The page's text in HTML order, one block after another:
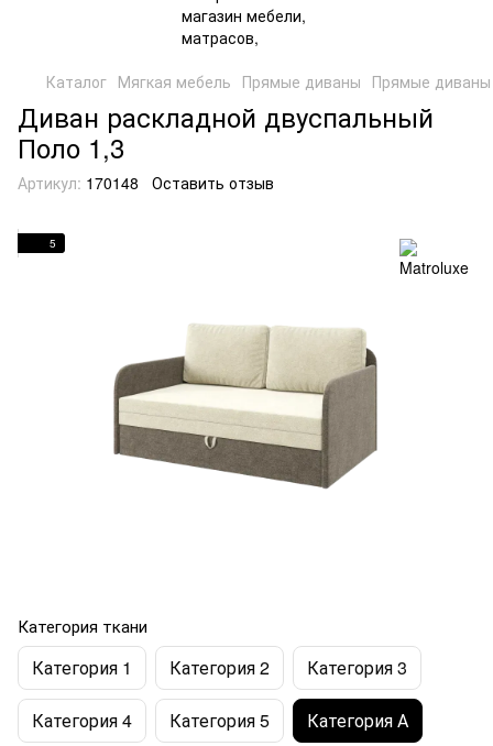
Каталог Мягкая мебель Прямые диваны Прямые диваны
Диван раскладной двуспальный
Поло 1,3
Артикул: 170148 Оставить отзыв
5
Категория ткани
Категория 1 Категория 2 Категория 3
Категория 4 Категория 5 Категория А